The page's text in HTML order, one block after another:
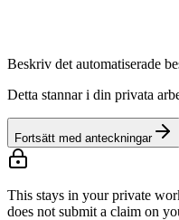
Beskriv det automatiserade
Detta stannar i din privata
Fortsätt med anteckningar
This stays in your private
does not submit a claim on